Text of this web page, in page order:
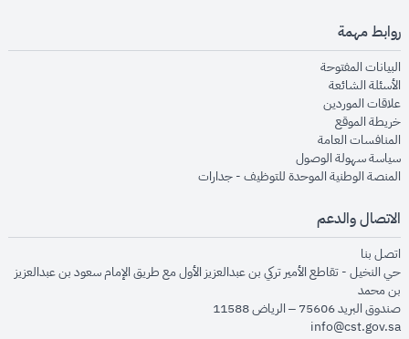
روابط مهمة
البيانات المفتوحةopens in new window
الأسئلة الشائعةopens in new window
علاقات الموردينopens in new window
خريطة الموقعopens in new window
المنافسات العامةopens in new window
سياسة سهولة الوصولopens in new window
المنصة الوطنية الموحدة للتوظيف - جداراتopens in new window
الاتصال والدعم
اتصل بنا
حي النخيل - تقاطع الأمير تركي بن عبدالعزيز الأول مع طريق الإمام سعود بن عبدالعزيز
بن محمد
صندوق البريد 75606 – الرياض 11588
info@cst.gov.sa